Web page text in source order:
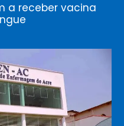
a receber vacina